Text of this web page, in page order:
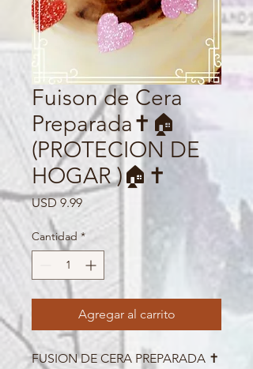
Fuison de Cera
Preparada✝️🏠
(PROTECION DE
HOGAR )🏠✝️
USD 9.99Precio
Cantidad *
Agregar al carrito
FUSION DE CERA PREPARADA ✝️